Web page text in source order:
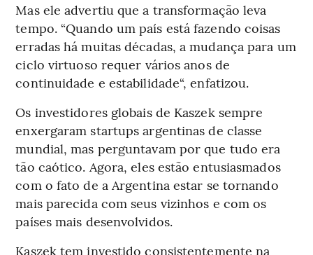
Mas ele advertiu que a transformação leva
tempo. “Quando um país está fazendo coisas
erradas há muitas décadas, a mudança para um
ciclo virtuoso requer vários anos de
continuidade e estabilidade“, enfatizou.
Os investidores globais de Kaszek sempre
enxergaram startups argentinas de classe
mundial, mas perguntavam por que tudo era
tão caótico. Agora, eles estão entusiasmados
com o fato de a Argentina estar se tornando
mais parecida com seus vizinhos e com os
países mais desenvolvidos.
Kaszek tem investido consistentemente na